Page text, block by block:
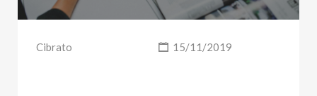
Cibrato 15/11/2019